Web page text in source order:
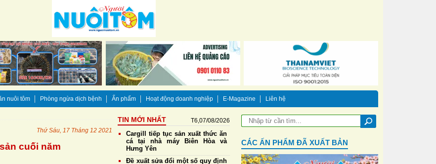
nuôi tôm Phòng ngừa dịch bệnh Ấn phẩm Hoạt động doanh nghiệp E-Magazine Liên hệ
Thứ Sáu, 17 Tháng 12 2021
cuối năm
TIN MỚI NHẤT T6,07/08/2026
Cargill tiếp tục sản xuất thức ăn
cá tại nhà máy Biên Hòa và
Hưng Yên
Đề xuất sửa đổi một số quy định
CÁC ẤN PHẨM ĐÃ XUẤT BẢN